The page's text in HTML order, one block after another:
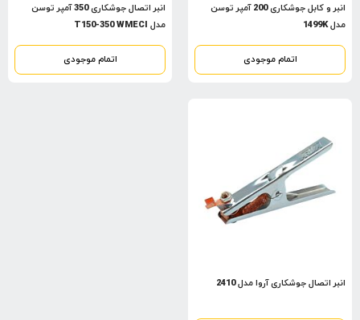
انبر و کابل جوشکاری 200 آمپر توسن
مدل 1499K
اتمام موجودی
انبر اتصال جوشکاری 350 آمپر توسن
مدل T150-350 WMECI
اتمام موجودی
انبر اتصال جوشکاری آروا مدل 2410